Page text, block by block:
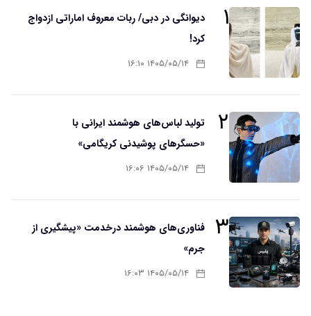
۱
دیوانگی در دبی/ ربات معروف اماراتی ازدواج
کرد!
۱۴۰۵/۰۵/۱۴ ۱۶:۱۰
۲
تولید لباس‌های هوشمند ایرانی با
«حسگرهای پوشیدنی کریگامی»
۱۴۰۵/۰۵/۱۴ ۱۶:۰۶
۳
فناوری‌های هوشمند درخدمت «پیشگیری از
جرم»
۱۴۰۵/۰۵/۱۴ ۱۶:۰۳